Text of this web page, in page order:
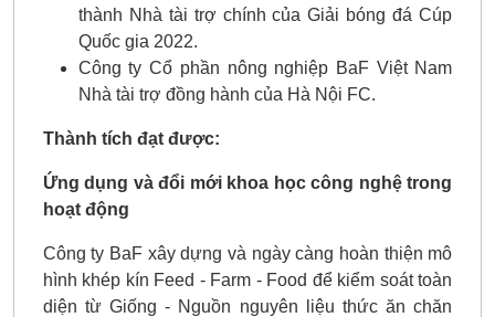
thành Nhà tài trợ chính của Giải bóng đá Cúp
Quốc gia 2022.
Công ty Cổ phần nông nghiệp BaF Việt Nam
Nhà tài trợ đồng hành của Hà Nội FC.
Thành tích đạt được:
Ứng dụng và đổi mới khoa học công nghệ trong
hoạt động
Công ty BaF xây dựng và ngày càng hoàn thiện mô
hình khép kín Feed - Farm - Food để kiểm soát toàn
diện từ Giống - Nguồn nguyên liệu thức ăn chăn